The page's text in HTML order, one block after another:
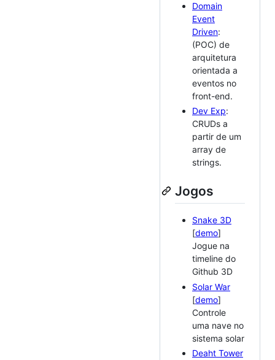
Domain
Event
Driven:
(POC) de
arquitetura
orientada a
eventos no
front-end.
Dev Exp:
CRUDs a
partir de um
array de
strings.
Jogos
Snake 3D
[demo]
Jogue na
timeline do
Github 3D
Solar War
[demo]
Controle
uma nave no
sistema solar
Deaht Tower